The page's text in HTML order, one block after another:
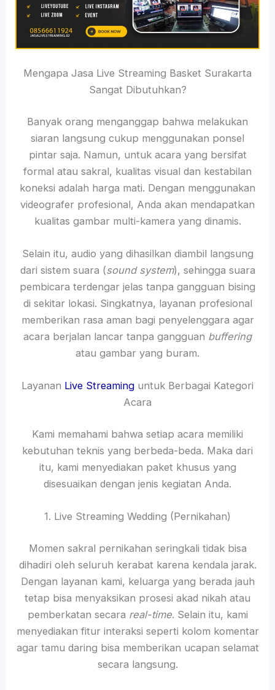
Mengapa Jasa Live Streaming Basket Surakarta
Sangat Dibutuhkan?
Banyak orang menganggap bahwa melakukan
siaran langsung cukup menggunakan ponsel
pintar saja. Namun, untuk acara yang bersifat
formal atau sakral, kualitas visual dan kestabilan
koneksi adalah harga mati. Dengan menggunakan
videografer profesional, Anda akan mendapatkan
kualitas gambar multi-kamera yang dinamis.
Selain itu, audio yang dihasilkan diambil langsung
dari sistem suara (sound system), sehingga suara
pembicara terdengar jelas tanpa gangguan bising
di sekitar lokasi. Singkatnya, layanan profesional
memberikan rasa aman bagi penyelenggara agar
acara berjalan lancar tanpa gangguan buffering
atau gambar yang buram.
Layanan Live Streaming untuk Berbagai Kategori
Acara
Kami memahami bahwa setiap acara memiliki
kebutuhan teknis yang berbeda-beda. Maka dari
itu, kami menyediakan paket khusus yang
disesuaikan dengan jenis kegiatan Anda.
1. Live Streaming Wedding (Pernikahan)
Momen sakral pernikahan seringkali tidak bisa
dihadiri oleh seluruh kerabat karena kendala jarak.
Dengan layanan kami, keluarga yang berada jauh
tetap bisa menyaksikan prosesi akad nikah atau
pemberkatan secara real-time. Selain itu, kami
menyediakan fitur interaksi seperti kolom komentar
agar tamu daring bisa memberikan ucapan selamat
secara langsung.